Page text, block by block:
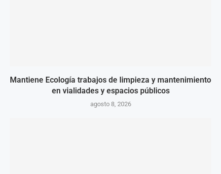
Mantiene Ecología trabajos de limpieza y mantenimiento
en vialidades y espacios públicos
agosto 8, 2026